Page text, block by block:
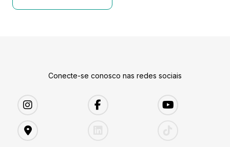
Conecte-se conosco nas redes sociais